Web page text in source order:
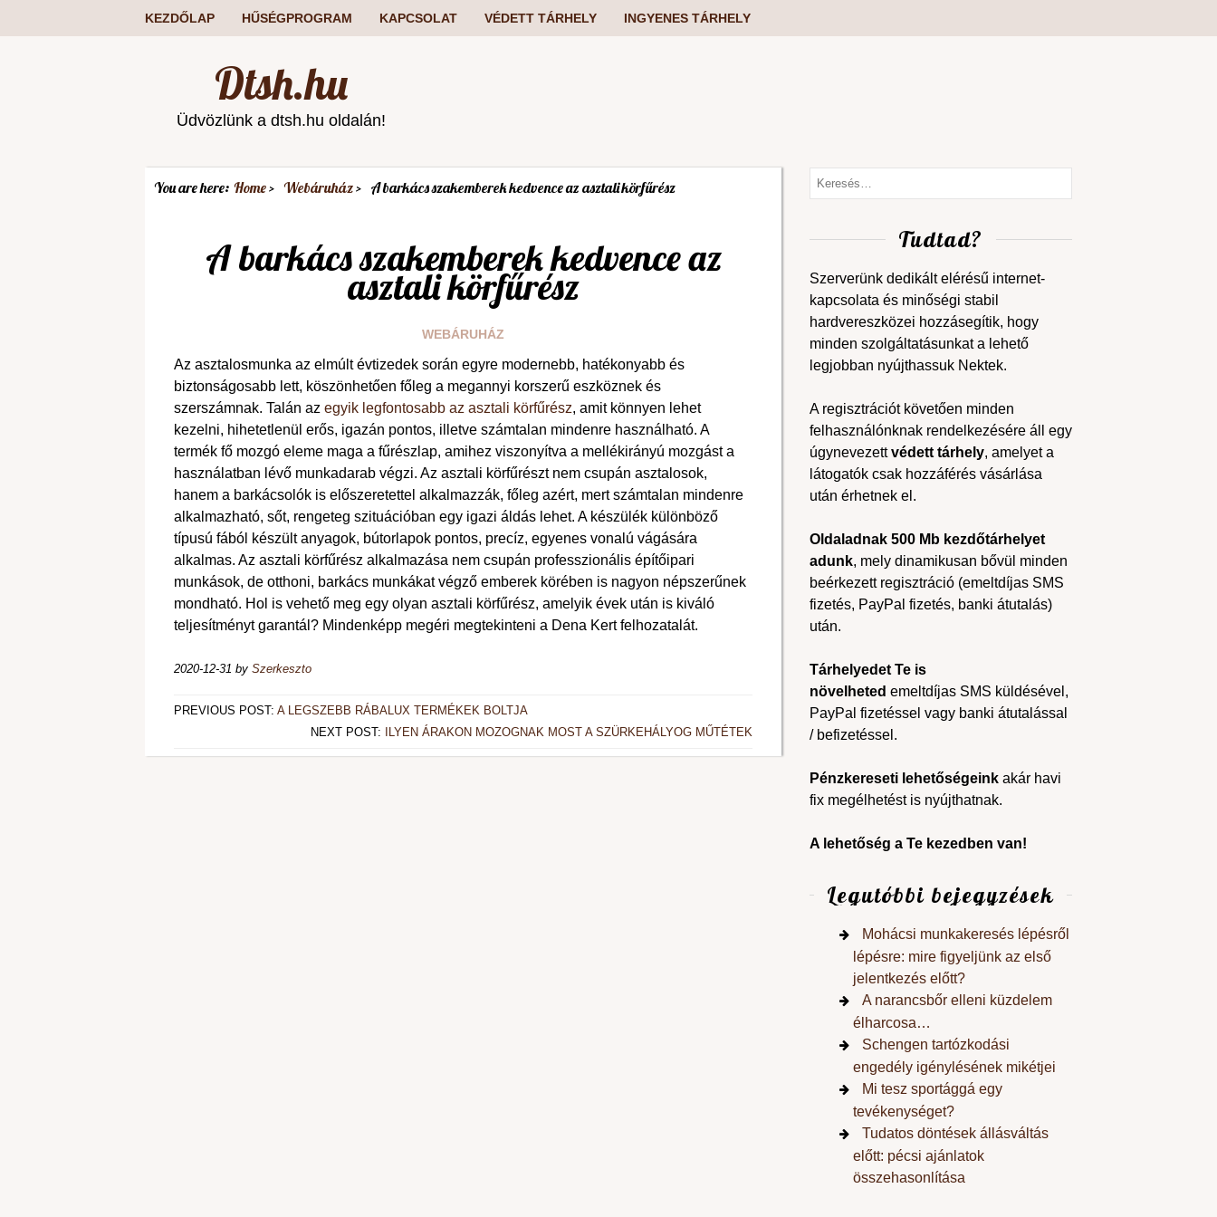
KEZDŐLAP HŰSÉGPROGRAM KAPCSOLAT VÉDETT TÁRHELY INGYENES TÁRHELY
Dtsh.hu
Üdvözlünk a dtsh.hu oldalán!
You are here: Home Webáruház A barkács szakemberek kedvence az asztali körfűrész
A barkács szakemberek kedvence az
asztali körfűrész
WEBÁRUHÁZ
Az asztalosmunka az elmúlt évtizedek során egyre modernebb, hatékonyabb és
biztonságosabb lett, köszönhetően főleg a megannyi korszerű eszköznek és
szerszámnak. Talán az egyik legfontosabb az asztali körfűrész, amit könnyen lehet
kezelni, hihetetlenül erős, igazán pontos, illetve számtalan mindenre használható. A
termék fő mozgó eleme maga a fűrészlap, amihez viszonyítva a mellékirányú mozgást a
használatban lévő munkadarab végzi. Az asztali körfűrészt nem csupán asztalosok,
hanem a barkácsolók is előszeretettel alkalmazzák, főleg azért, mert számtalan mindenre
alkalmazható, sőt, rengeteg szituációban egy igazi áldás lehet. A készülék különböző
típusú fából készült anyagok, bútorlapok pontos, precíz, egyenes vonalú vágására
alkalmas. Az asztali körfűrész alkalmazása nem csupán professzionális építőipari
munkások, de otthoni, barkács munkákat végző emberek körében is nagyon népszerűnek
mondható. Hol is vehető meg egy olyan asztali körfűrész, amelyik évek után is kiváló
teljesítményt garantál? Mindenképp megéri megtekinteni a Dena Kert felhozatalát.
2020-12-31 by Szerkeszto
PREVIOUS POST: A LEGSZEBB RÁBALUX TERMÉKEK BOLTJA
NEXT POST:
ILYEN ÁRAKON MOZOGNAK MOST A SZÜRKEHÁLYOG MŰTÉTEK
Tudtad?
Szerverünk dedikált elérésű internet-
kapcsolata és minőségi stabil
hardvereszközei hozzásegítik, hogy
minden szolgáltatásunkat a lehető
legjobban nyújthassuk Nektek.
A regisztrációt követően minden
felhasználónknak rendelkezésére áll egy
úgynevezettvédett tárhely, amelyet a
látogatók csak hozzáférés vásárlása
után érhetnek el.
Oldaladnak 500 Mb kezdőtárhelyet
adunk, mely dinamikusan bővül minden
beérkezett regisztráció (emeltdíjas SMS
fizetés, PayPal fizetés, banki átutalás)
után.
Tárhelyedet Te is
növelheted emeltdíjas SMS küldésével,
PayPal fizetéssel vagy banki átutalással
/ befizetéssel.
Pénzkereseti lehetőségeinkakár havi
fix megélhetést is nyújthatnak.
A lehetőség a Te kezedben van!
Legutóbbi bejegyzések
Mohácsi munkakeresés lépésről
lépésre: mire figyeljünk az első
jelentkezés előtt?
A narancsbőr elleni küzdelem
élharcosa…
Schengen tartózkodási
engedély igénylésének mikétjei
Mi tesz sportággá egy
tevékenységet?
Tudatos döntések állásváltás
előtt: pécsi ajánlatok
összehasonlítása